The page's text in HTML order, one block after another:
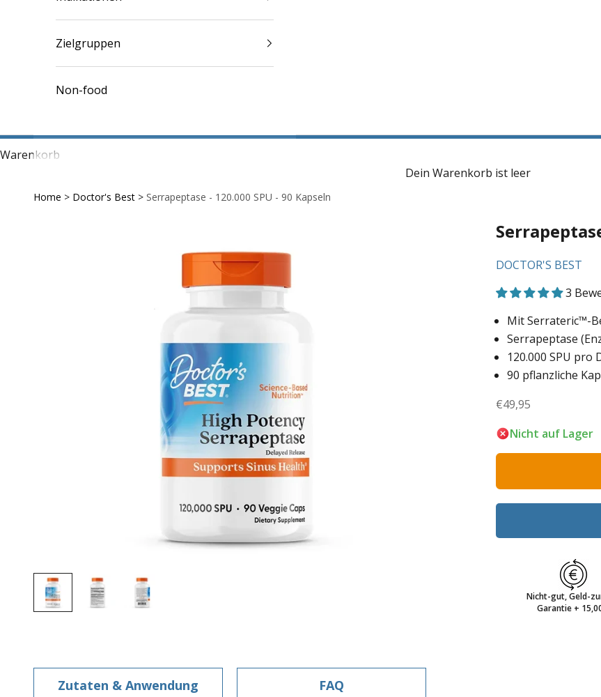
Zielgruppen
Non-food
Warenkorb
Dein Warenkorb ist leer
Home > Doctor's Best > Serrapeptase - 120.000 SPU - 90 Kapseln
DOCTOR'S BEST
3
Mit Serrateric™-
Serrapeptase
120.000 SPU pro
90 pflanzliche
Angebot
€49,95
Nicht auf Lager
Nicht-gut, Geld-
Garantie +
Zutaten & Anwendung FAQ